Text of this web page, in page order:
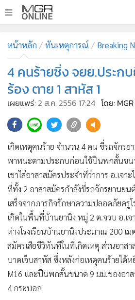
ทันเหตุการณ์
• ภาคใต้
• ภูมิภาค
Online Section
• ผู้จัดการรายวัน
• คอลัมนิสต์
• ละคร
• CbizReview
• Cyber BIZ
• ผู้จัดกวน
• Good health & Well-being
• Green Innovation & SD
• Management & HR
• MGR Live
• Infographic
• การเมือง
หน้าหลัก ทันเหตุการณ์ Breaking
4 คนร้ายซิ่ง จยย.ประกบ
ร้อง ตาย 1 สาหัส 1
เผยแพร่: 2 ส.ค. 2556 17:24 โดย:
เกิดเหตุคนร้าย จำนวน 4 คน ขี่รถจักร
พาหนะตามประกบก่อนใช้ปืนพกสั้นขน
เขาใส่อาสาสมัครประจำที่ว่าการ อ.เจา
ที่ทั้ง 2 อาสาสมัครกำลังขี่รถจักรยานย
เสร็จจากภารกิจรักษาความปลอดภัยครูโ
เกิดในพื้นที่บ้านยานิง หมู่ 2 ต.จวบ อ.เจ
ห่างโรงเรียนบ้านยานิงประมาณ 200 เ
สมัครเสียชีวิทันทีในที่เกิดเหตุ ส่วนอาส
บาดเจ็บสาหัส ซึ่งหลังก่อเหตุคนร้ายได้
M16 และปืนพกสั้นขนาด 9 มม.ของอา
4 กระบอก